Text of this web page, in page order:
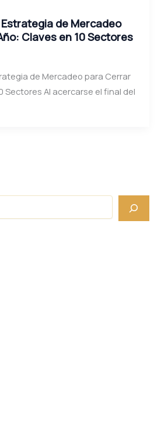
de Mercadeo
Claves en 10 Sectores
de Mercadeo para Cerrar
Sectores Al acercarse el final del